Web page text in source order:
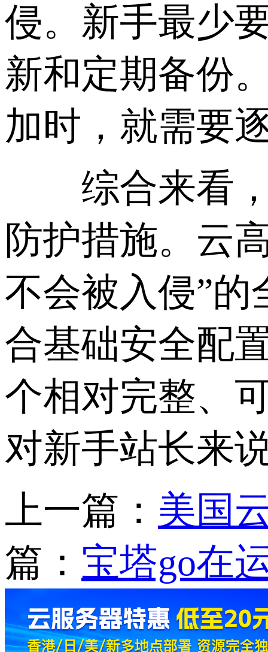
侵。新手最少
新和定期备份
加时，就需要
综合来看，
防护措施。云
不会被入侵”
合基础安全配
个相对完整、
对新手站长来
上一篇： 美国
篇： 宝塔go在